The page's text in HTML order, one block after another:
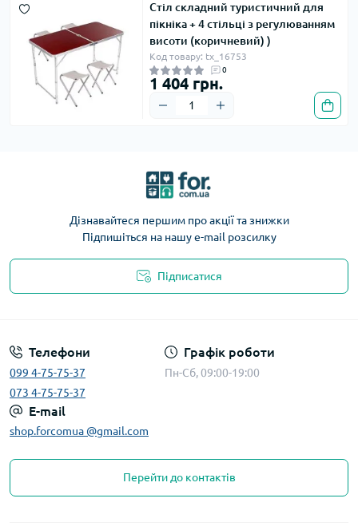
Стіл складний туристичний для
пікніка + 4 стільці з регулюванням
висоти (коричневий) )
Код товару: tx_16753
0
1 404 грн.
Дізнавайтеся першим про акції та знижки
Підпишіться на нашу e-mail розсилку
Підписатися
Телефони
099 4-75-75-37
073 4-75-75-37
Графік роботи
Пн-Сб, 09:00-19:00
E-mail
shop.forcomua @gmail.com
Перейти до контактів